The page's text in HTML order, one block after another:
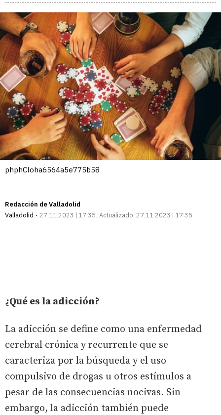
phphCloha6564a5e775b58
Redacción de Valladolid
Valladolid
27.11.2023 | 17:35 Actualizado: 27.11.2023 | 17:35
¿Qué es la adicción?
La adicción se define como una enfermedad
cerebral crónica y recurrente que se
caracteriza por la búsqueda y el uso
compulsivo de drogas u otros estímulos a
pesar de las consecuencias nocivas. Sin
embargo, la adicción también puede